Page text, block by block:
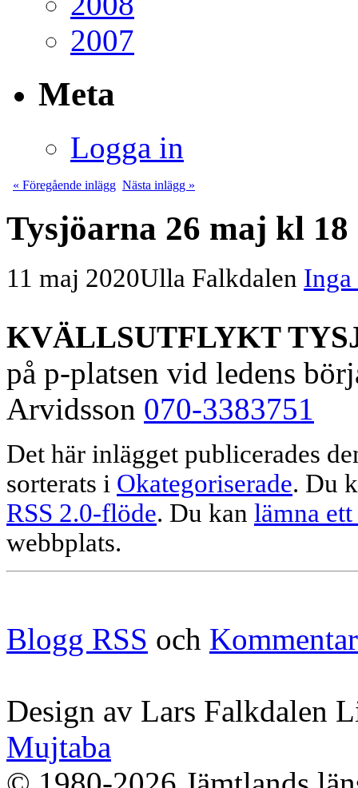
2007
Meta
Logga in
« Föregående inlägg Nästa inlägg »
Tysjöarna 26 maj kl 18
11 maj 2020Ulla Falkdalen Inga
KVÄLLSUTFLYKT
på p-platsen vid ledens
Arvidsson 070-3383751
Det här inlägget publicerades
sorterats i Okategoriserade. Du
RSS 2.0-flöde. Du kan lämna
webbplats.
Blogg RSS och
Design av Lars Falkdalen
Mujtaba